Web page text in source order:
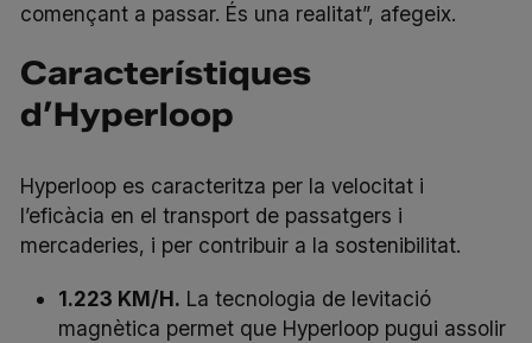
començant a passar. És una realitat”, afegeix.
Característiques
d’Hyperloop
Hyperloop es caracteritza per la velocitat i
l’eficàcia en el transport de passatgers i
mercaderies, i per contribuir a la sostenibilitat.
1.223 KM/H. La tecnologia de levitació
magnètica permet que Hyperloop pugui assolir